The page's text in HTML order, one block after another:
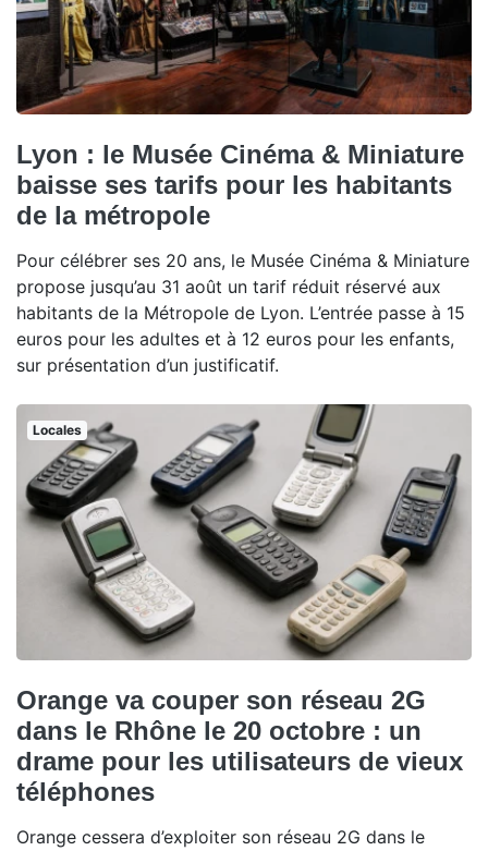
Lyon : le Musée Cinéma & Miniature
baisse ses tarifs pour les habitants
de la métropole
Pour célébrer ses 20 ans, le Musée Cinéma & Miniature
propose jusqu’au 31 août un tarif réduit réservé aux
habitants de la Métropole de Lyon. L’entrée passe à 15
euros pour les adultes et à 12 euros pour les enfants,
sur présentation d’un justificatif.
Locales
Orange va couper son réseau 2G
dans le Rhône le 20 octobre : un
drame pour les utilisateurs de vieux
téléphones
Orange cessera d’exploiter son réseau 2G dans le